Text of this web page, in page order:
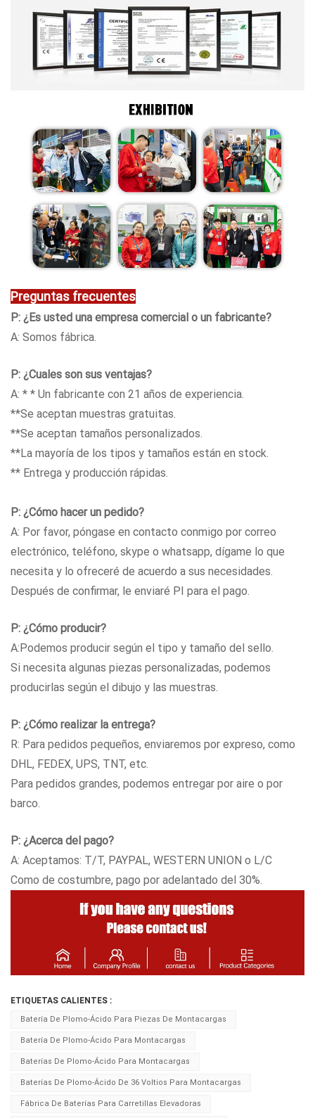
Preguntas frecuentes
P: ¿Es usted una empresa comercial o un fabricante?
A: Somos fábrica.
P: ¿Cuales son sus ventajas?
A: * * Un fabricante con 21 años de experiencia.
**Se aceptan muestras gratuitas.
**Se aceptan tamaños personalizados.
**La mayoría de los tipos y tamaños están en stock.
** Entrega y producción rápidas.
P: ¿Cómo hacer un pedido?
A: Por favor, póngase en contacto conmigo por correo
electrónico, teléfono, skype o whatsapp, dígame lo que
necesita y lo ofreceré de acuerdo a sus necesidades.
Después de confirmar, le enviaré PI para el pago.
P: ¿Cómo producir?
A:Podemos producir según el tipo y tamaño del sello.
Si necesita algunas piezas personalizadas, podemos
producirlas según el dibujo y las muestras.
P: ¿Cómo realizar la entrega?
R: Para pedidos pequeños, enviaremos por expreso, como
DHL, FEDEX, UPS, TNT, etc.
Para pedidos grandes, podemos entregar por aire o por
barco.
P: ¿Acerca del pago?
A: Aceptamos: T/T, PAYPAL, WESTERN UNION o L/C
Como de costumbre, pago por adelantado del 30%.
ETIQUETAS CALIENTES :
Batería De Plomo-Ácido Para Piezas De Montacargas
Batería De Plomo-Ácido Para Montacargas
Baterías De Plomo-Ácido Para Montacargas
Baterías De Plomo-Ácido De 36 Voltios Para Montacargas
Fábrica De Baterías Para Carretillas Elevadoras